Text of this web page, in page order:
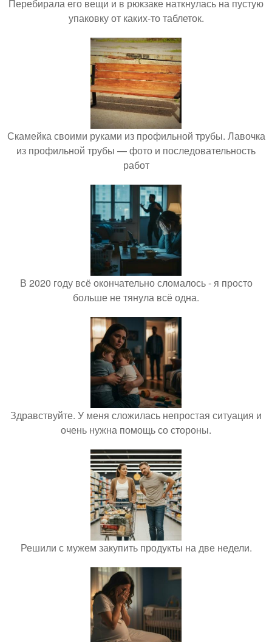
Перебирала его вещи и в рюкзаке наткнулась на пустую
упаковку от каких-то таблеток.
Скамейка своими руками из профильной трубы. Лавочка
из профильной трубы — фото и последовательность
работ
В 2020 году всё окончательно сломалось - я просто
больше не тянула всё одна.
Здравствуйте. У меня сложилась непростая ситуация и
очень нужна помощь со стороны.
Решили с мужем закупить продукты на две недели.